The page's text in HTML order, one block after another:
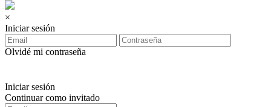
×
Iniciar sesión
Olvidé mi contraseña
Iniciar sesión
Continuar como invitado